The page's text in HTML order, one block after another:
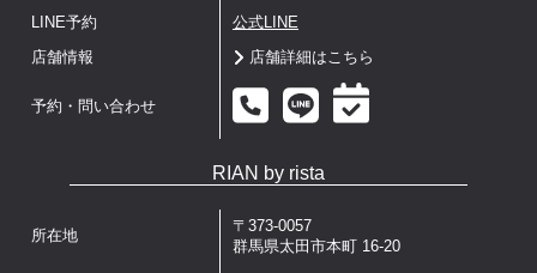
LINE予約 公式LINE
店舗情報 店舗詳細はこちら
予約・問い合わせ
RIAN by rista
所在地
〒373-0057
群馬県太田市本町 16-20